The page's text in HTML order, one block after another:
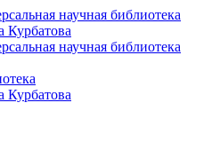
Курбатова